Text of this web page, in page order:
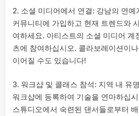
2. 소셜 미디어에서 연결: 강남의 연예
커뮤니티에 가입하고 현재 트렌드와
여하세요. 아티스트의 소셜 미디어 계
츠에 참여하십시오. 콜라보레이션이
이어질 수도 있습니다!
3. 워크샵 및 클래스 참석: 지역 내 유
워크샵에 등록하여 기술을 연마하십
스튜디오에서 숙련된 댄서들로부터